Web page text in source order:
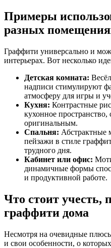
Примеры
разных
Граффити универсально и
интерьерах. Вот несколько
Детская комната:
надписи стимулируют
атмосферу для игры и
Кухня: Контрастные
кухонное
оригинальным.
Спальня: Абстрактные
пейзажи в стиле
трудного дня.
Кабинет или офис:
динамичные формы
и продуктивной работе.
Что стоит учесть,
граффити дома
Несмотря на очевидные
и свои особенности, о